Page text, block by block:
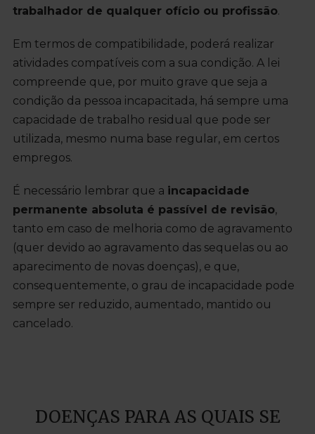
trabalhador de qualquer ofício ou profissão.
Em termos de compatibilidade, poderá realizar
atividades compatíveis com a sua condição. A lei
compreende que, por muito grave que seja a
condição da pessoa incapacitada, há sempre uma
capacidade de trabalho residual que pode ser
utilizada, mesmo numa base regular, em certos
empregos.
É necessário lembrar que a incapacidade
permanente absoluta é passível de revisão,
tanto em caso de melhoria como de agravamento
(quer devido ao agravamento das sequelas ou ao
aparecimento de novas doenças), e que,
consequentemente, o grau de incapacidade pode
sempre ser reduzido, aumentado, mantido ou
cancelado.
DOENÇAS PARA AS QUAIS SE